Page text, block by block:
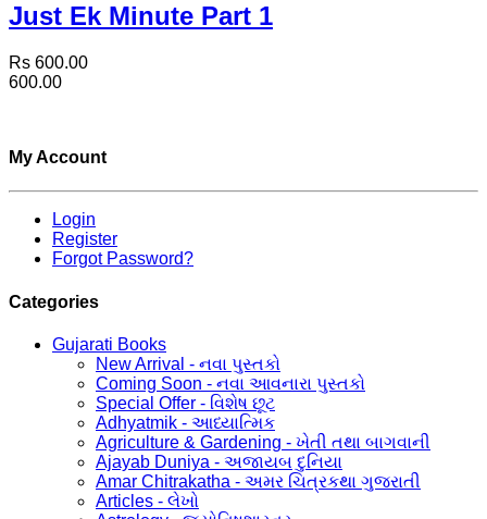
Just Ek Minute Part 1
Rs 600.00
600.00
My Account
Login
Register
Forgot Password?
Categories
Gujarati Books
New Arrival - નવા પુસ્તકો
Coming Soon - નવા આવનારા પુસ્તકો
Special Offer - વિશેષ છૂટ
Adhyatmik - આધ્યાત્મિક
Agriculture & Gardening - ખેતી તથા બાગવાની
Ajayab Duniya - અજાયબ દુનિયા
Amar Chitrakatha - અમર ચિત્રકથા ગુજરાતી
Articles - લેખો